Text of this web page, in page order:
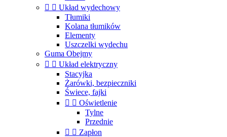
  Układ wydechowy
Tłumiki
Kolana tłumików
Elementy
Uszczelki wydechu
Guma Obejmy
  Układ elektryczny
Stacyjka
Żarówki, bezpieczniki
Świece, fajki
  Oświetlenie
Tylne
Przednie
  Zapłon